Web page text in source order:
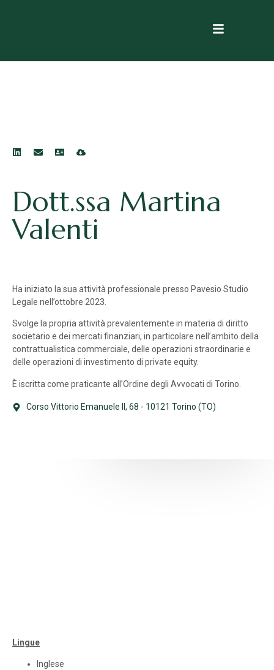
Dott.ssa Martina
Valenti
Ha iniziato la sua attività professionale presso Pavesio Studio
Legale nell’ottobre 2023.
Svolge la propria attività prevalentemente in materia di diritto
societario e dei mercati finanziari, in particolare nell’ambito della
contrattualistica commerciale, delle operazioni straordinarie e
delle operazioni di investimento di private equity.
È iscritta come praticante all’Ordine degli Avvocati di Torino.
Corso Vittorio Emanuele II, 68 - 10121 Torino (TO)
Lingue
Inglese